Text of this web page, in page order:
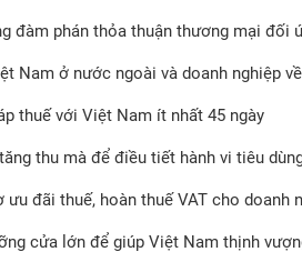
đàm phán thỏa thuận thương mại đối
Nam ở nước ngoài và doanh nghiệp
thuế với Việt Nam ít nhất 45 ngày
thu mà để điều tiết hành vi tiêu
đãi thuế, hoàn thuế VAT cho doanh
cửa lớn để giúp Việt Nam thịnh